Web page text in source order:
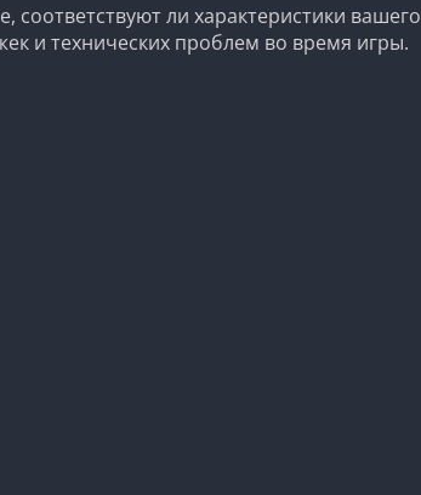
ли характеристики вашего
и технических проблем во время игры.